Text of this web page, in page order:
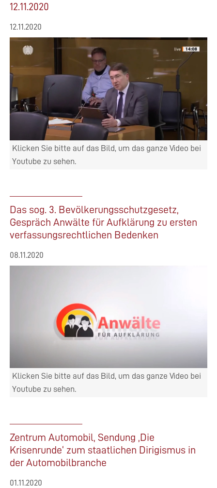
12.11.2020
12.11.2020
Klicken Sie bitte auf das Bild, um das ganze Video bei
Youtube zu sehen.
Das sog. 3. Bevölkerungsschutzgesetz,
Gespräch Anwälte für Aufklärung zu ersten
verfassungsrechtlichen Bedenken
08.11.2020
Klicken Sie bitte auf das Bild, um das ganze Video bei
Youtube zu sehen.
Zentrum Automobil, Sendung ‚Die
Krisenrunde‘ zum staatlichen Dirigismus in
der Automobilbranche
01.11.2020